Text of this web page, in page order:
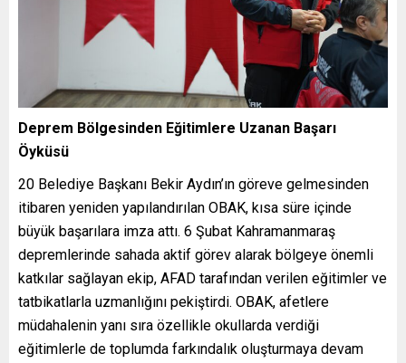
Deprem Bölgesinden Eğitimlere Uzanan Başarı
Öyküsü
20 Belediye Başkanı Bekir Aydın’ın göreve gelmesinden
itibaren yeniden yapılandırılan OBAK, kısa süre içinde
büyük başarılara imza attı. 6 Şubat Kahramanmaraş
depremlerinde sahada aktif görev alarak bölgeye önemli
katkılar sağlayan ekip, AFAD tarafından verilen eğitimler ve
tatbikatlarla uzmanlığını pekiştirdi. OBAK, afetlere
müdahalenin yanı sıra özellikle okullarda verdiği
eğitimlerle de toplumda farkındalık oluşturmaya devam